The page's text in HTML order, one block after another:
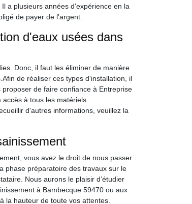
a plusieurs années d'expérience en la
de payer de l'argent.
d'eaux usées dans
Donc, il faut les éliminer de manière
de réaliser ces types d'installation, il
de faire confiance à Entreprise
à tous les matériels
d'autres informations, veuillez la
vous avez le droit de nous passer
phase préparatoire des travaux sur le
Nous aurons le plaisir d’étudier
à Bambecque 59470 ou aux
la hauteur de toute vos attentes.